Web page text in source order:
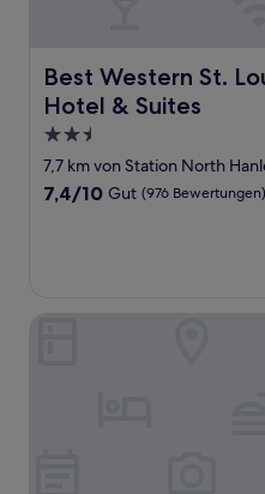
Best Western St.
Hotel & Suites
Best Western St. Louis
2.5-
Sterne-
Unterkunft
7,7 km von Station North
7.4
7,4/10 Gut (976 Bewertungen)